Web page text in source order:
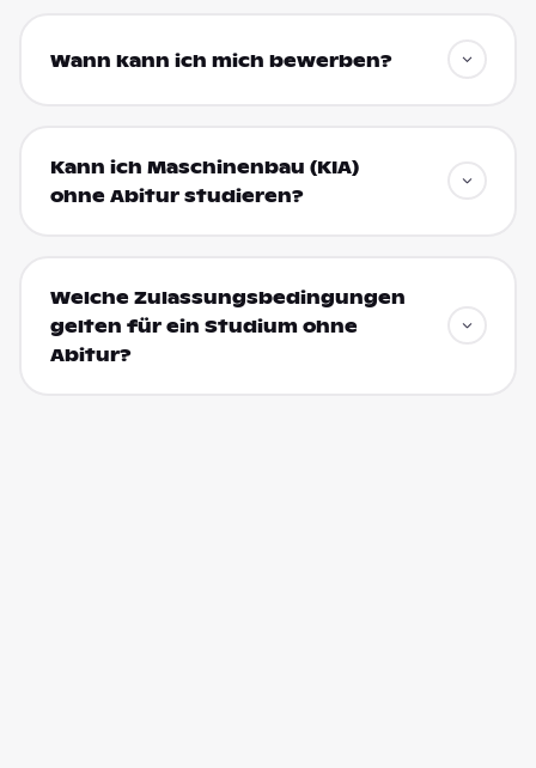
Wann kann ich mich bewerben?
Kann ich Maschinenbau (KIA)
ohne Abitur studieren?
Welche Zulassungsbedingungen
gelten für ein Studium ohne
Abitur?